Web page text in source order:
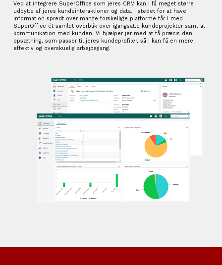
Ved at integrere SuperOffice som jeres CRM kan I få meget større
udbytte af jeres kundeinteraktioner og data. I stedet for at have
information spredt over mange forskellige platforme får I med
SuperOffice ét samlet overblik over igangsatte kundeprojekter samt al
kommunikation med kunden. Vi hjælper jer med at få præcis den
opsætning, som passer til jeres kundeprofiler, så I kan få en mere
effektiv og overskuelig arbejdsgang.